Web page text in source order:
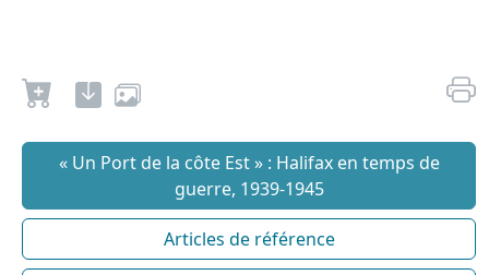
« Un Port de la côte Est » : Halifax en temps de
guerre, 1939-1945
Articles de référence